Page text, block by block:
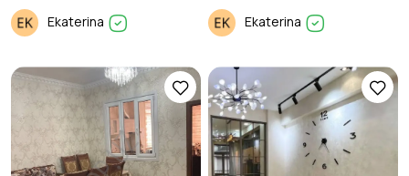
Ekaterina Ekaterina